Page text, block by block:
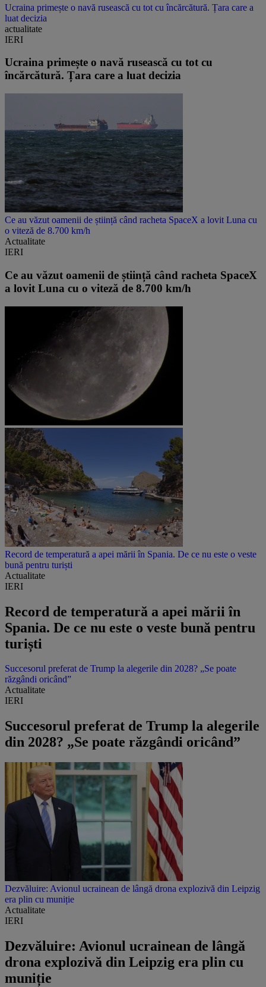
Ucraina primește o navă rusească cu tot cu încărcătură. Țara care a
luat decizia
actualitate
IERI
Ucraina primește o navă rusească cu tot cu
încărcătură. Țara care a luat decizia
Ce au văzut oamenii de știință când racheta SpaceX a lovit Luna cu
o viteză de 8.700 km/h
Actualitate
IERI
Ce au văzut oamenii de știință când racheta SpaceX
a lovit Luna cu o viteză de 8.700 km/h
Record de temperatură a apei mării în Spania. De ce nu este o veste
bună pentru turiști
Actualitate
IERI
Record de temperatură a apei mării în
Spania. De ce nu este o veste bună pentru
turiști
Succesorul preferat de Trump la alegerile din 2028? „Se poate
răzgândi oricând”
Actualitate
IERI
Succesorul preferat de Trump la alegerile
din 2028? „Se poate răzgândi oricând”
Dezvăluire: Avionul ucrainean de lângă drona explozivă din Leipzig
era plin cu muniție
Actualitate
IERI
Dezvăluire: Avionul ucrainean de lângă
drona explozivă din Leipzig era plin cu
muniție